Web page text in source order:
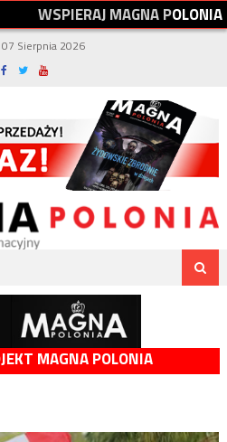
WSPIERAJMAGNAPOLONIA
Sierpnia 2026
MAGNA POLONIA